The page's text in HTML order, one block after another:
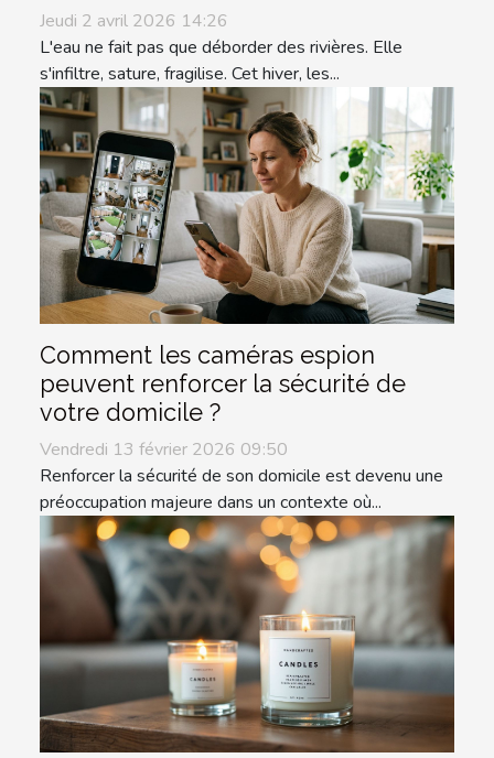
Jeudi 2 avril 2026 14:26
L'eau ne fait pas que déborder des rivières. Elle
s'infiltre, sature, fragilise. Cet hiver, les...
Comment les caméras espion
peuvent renforcer la sécurité de
votre domicile ?
Vendredi 13 février 2026 09:50
Renforcer la sécurité de son domicile est devenu une
préoccupation majeure dans un contexte où...